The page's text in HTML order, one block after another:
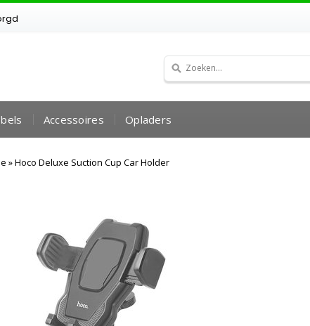
Accessoires Opladers
»Hoco Deluxe Suction Cup Car Holder